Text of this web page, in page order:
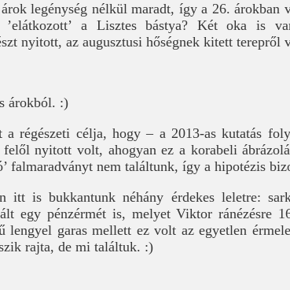
legénység nélkül maradt, így a 26.
a Lisztes bástya? Két oka is
nyitott, az augusztusi hőségnek kitett terepről
árokból. :)
régészeti célja, hogy – a 2013-as kutatás
felől nyitott volt, ahogyan ez a korabeli
falmaradványt nem találtunk, így a hipotézis
itt is bukkantunk néhány érdekes leletre:
egy pénzérmét is, melyet Viktor ránézésre
lengyel garas mellett ez volt az egyetlen
rajta, de mi találtuk. :)